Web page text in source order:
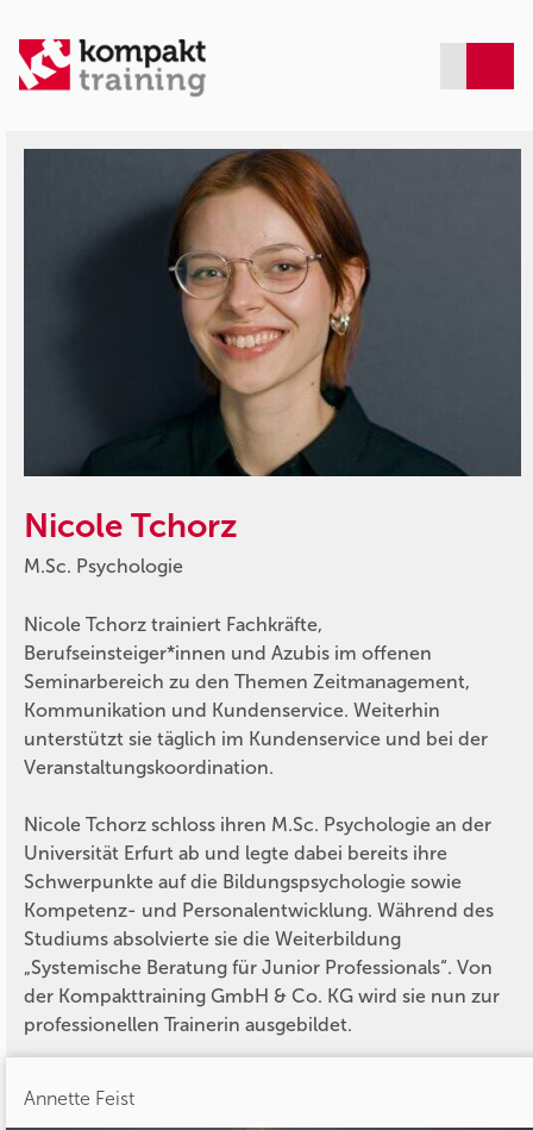
Nicole Tchorz
M.Sc. Psychologie
Nicole Tchorz trainiert Fachkräfte,
Berufseinsteiger*innen und Azubis im offenen
Seminarbereich zu den Themen Zeitmanagement,
Kommunikation und Kundenservice. Weiterhin
unterstützt sie täglich im Kundenservice und bei der
Veranstaltungskoordination.
Nicole Tchorz schloss ihren M.Sc. Psychologie an der
Universität Erfurt ab und legte dabei bereits ihre
Schwerpunkte auf die Bildungspsychologie sowie
Kompetenz- und Personalentwicklung. Während des
Studiums absolvierte sie die Weiterbildung
„Systemische Beratung für Junior Professionals“. Von
der Kompakttraining GmbH & Co. KG wird sie nun zur
professionellen Trainerin ausgebildet.
Annette Feist